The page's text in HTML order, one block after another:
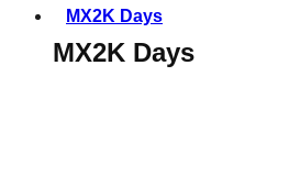
MX2K Days
MX2K Days